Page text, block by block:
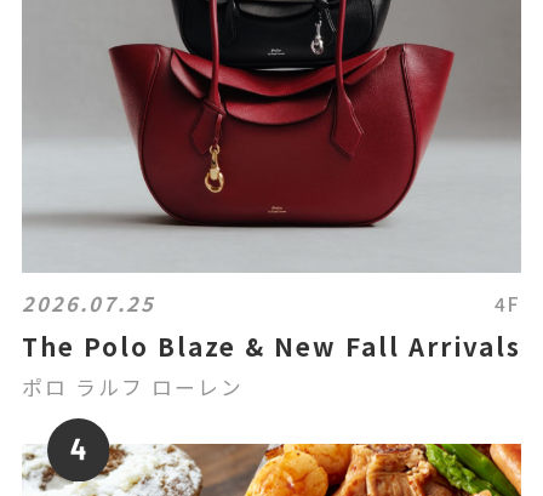
2026.07.25 4F
The Polo Blaze & New Fall Arrivals
ポロ ラルフ ローレン